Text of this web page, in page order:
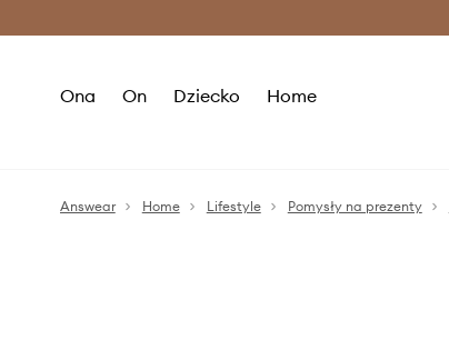
Ona On Dziecko Home
Answear Home Lifestyle Pomysły na prezenty